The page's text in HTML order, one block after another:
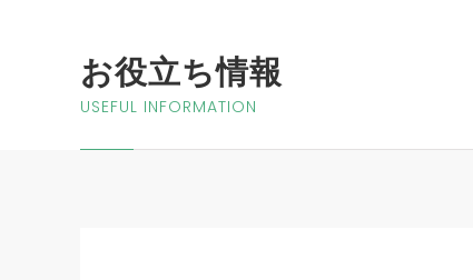
お役立ち情報
USEFUL INFORMATION